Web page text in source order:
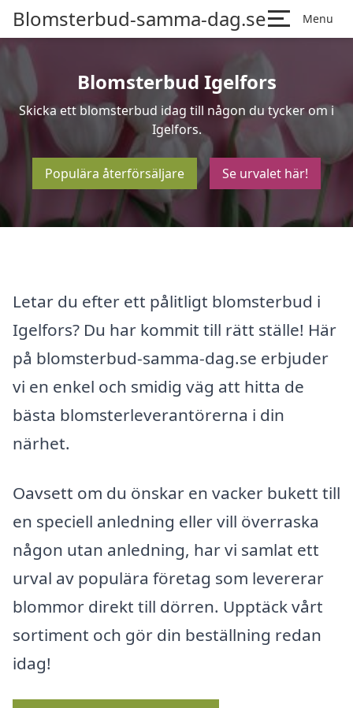
Blomsterbud-samma-dag.se Menu
Blomsterbud Igelfors
Skicka ett blomsterbud idag till någon du tycker om i
Igelfors.
Populära återförsäljare Se urvalet här!
Letar du efter ett pålitligt blomsterbud i
Igelfors? Du har kommit till rätt ställe! Här
på blomsterbud-samma-dag.se erbjuder
vi en enkel och smidig väg att hitta de
bästa blomsterleverantörerna i din
närhet.
Oavsett om du önskar en vacker bukett till
en speciell anledning eller vill överraska
någon utan anledning, har vi samlat ett
urval av populära företag som levererar
blommor direkt till dörren. Upptäck vårt
sortiment och gör din beställning redan
idag!